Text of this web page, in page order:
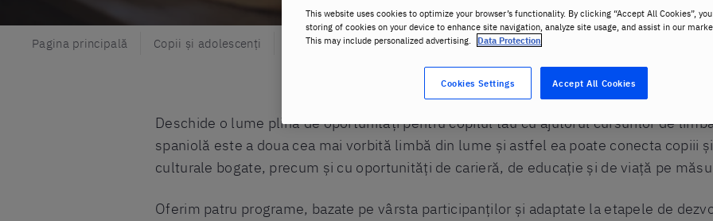
Pagina principală Copii și adolescenți Spaniolă
Deschide o lume plină de oportunități pentru copilul tău cu ajutorul cursurilor de
spaniolă este a doua cea mai vorbită limbă din lume și astfel ea poate conecta copiii
culturale bogate, precum și cu oportunități de carieră, de educație și de viață pe
Oferim patru programe, bazate pe vârsta participanților și adaptate la etapele de
This website uses cookies to optimize your browser’s functionality. By clicking “Accept All Cookies”,
storing of cookies on your device to enhance site navigation, analyze site usage, and assist in our
This may include personalized advertising. Data Protection
Accept All Cookies
Cookies Settings